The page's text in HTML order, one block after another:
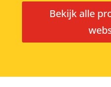
Bekijk alle